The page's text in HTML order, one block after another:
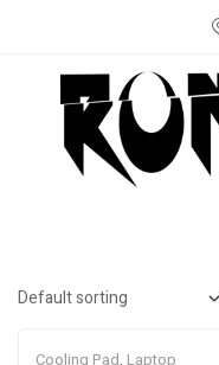
Cooling Pad, Laptop